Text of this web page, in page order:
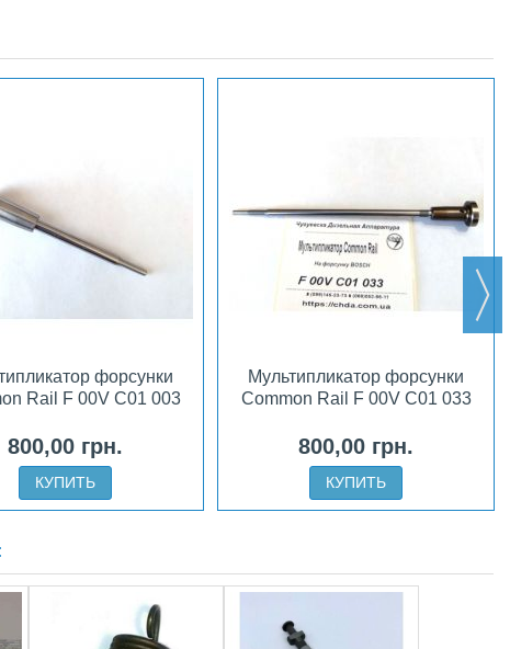
форсунки
Rail F 00V C01 003
800,00 грн.
КУПИТЬ
Мультипликатор форсунки
Common Rail F 00V C01 033
800,00 грн.
КУПИТЬ